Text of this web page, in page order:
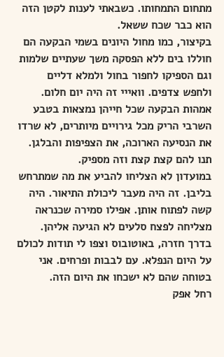
מתחום התמחותו. כשבאתי לענות לקטן הזה
הוא כבר שכח ששאל.
בקיצור, כמו מחול היונים בשמי הבקעה הם
חוללו בים ללא הפסקה משך שעתיים שלמות
וגם הספיקו לחפור בחול ולמלא דליים
ולחפש צדפים. וואייי זה היה יום חלום.
אמהות הבקעה שכל חייהן נמצאות בטבע
השרבי הריק מכל גירויים מיותרים, לא שרדו
את הנסיעה הארוכה, את הצפיפות והבלגן.
תנו להם קצת קצת וזה מספיק.
במועדון לא הצליחו להביע את מה שמתרחש
בליבן. זה היה מעבר ליכולת התיאור. היה
קשה לפתוח אותן. אפילו סמירה שכנראה
מצליחה לפצח סלעים לא הגיעה אליהן.
בדרך חזרה, באוטובוס וצפו לי תודות לכולם
על היום הנפלא. עם לבבות ופרחים. אני
בטוחה שהם לא ישכחו את היום הזה.
רחל אפק